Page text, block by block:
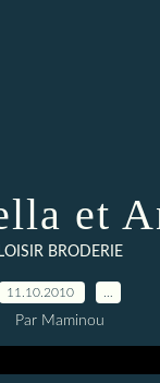
et
LOISIR BRODERIE
11.10.2010
Par Maminou